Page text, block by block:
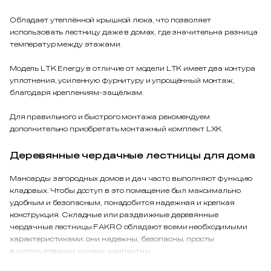
Обладает утеплённой крышкой люка, что позволяет
использовать лестницу даже в домах, где значительна разница
температур между этажами.
Модель LTK Energy в отличие от модели LTK имеет два контура
уплотнения, усиленную фурнитуру и упрощённый монтаж,
благодаря креплениям-защёлкам.
Для правильного и быстрого монтажа рекомендуем
дополнительно приобретать монтажный комплект LXK.
Деревянные чердачные лестницы для дома
Мансарды загородных домов и дач часто выполняют функцию
кладовых. Чтобы доступ в это помещение был максимально
удобным и безопасным, понадобится надежная и крепкая
конструкция. Складные или раздвижные деревянные
чердачные лестницы FAKRO обладают всеми необходимыми
характеристиками: они надежны, безопасны, просты
в использовании и очень компактны.